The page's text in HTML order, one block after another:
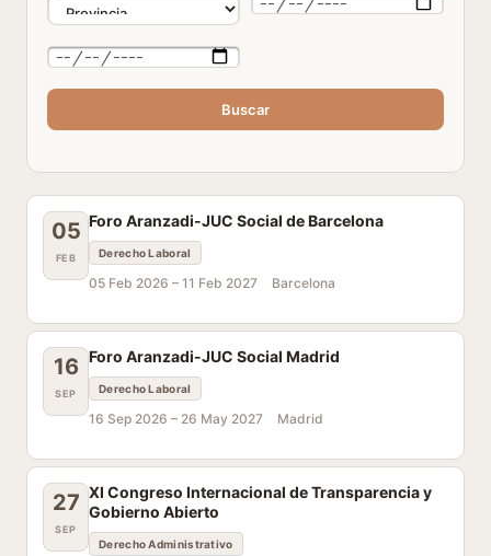
Buscar
05
FEB
Foro Aranzadi-JUC Social de Barcelona
Derecho Laboral
05 Feb 2026 – 11 Feb 2027 Barcelona
16
SEP
Foro Aranzadi-JUC Social Madrid
Derecho Laboral
16 Sep 2026 – 26 May 2027 Madrid
27
SEP
XI Congreso Internacional de Transparencia y
Gobierno Abierto
Derecho Administrativo